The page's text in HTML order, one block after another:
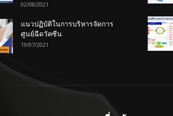
02/08/2021
แนวปฏิบัติในการบริหารจัดการ
ศูนย์ฉีดวัคซีน
19/07/2021